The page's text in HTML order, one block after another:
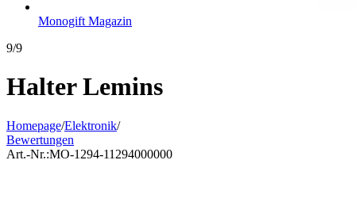
Monogift Magazin
9/9
Halter Lemins
Homepage/Elektronik/
Bewertungen
Art.-Nr.:MO-1294-11294000000